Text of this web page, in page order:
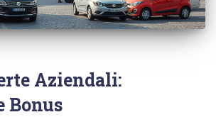
Aziendali:
Bonus